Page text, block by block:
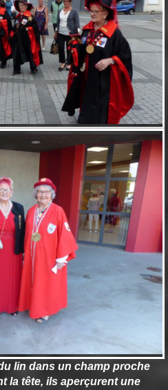
lin dans un champ proche
la tête, ils aperçurent une